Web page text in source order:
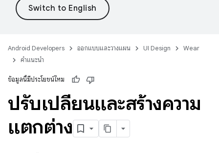
Android Developers ออกแบบและวางแผน UI Design
Wear
คำแนะนำ
ข้อมูลนี้มีประโยชน์ไหม
ปรับเปลี่ยนและสร้างความ
แตกต่าง